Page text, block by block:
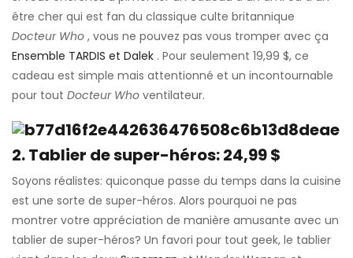
être cher qui est fan du classique culte britannique
Docteur Who , vous ne pouvez pas vous tromper avec ça
Ensemble TARDIS et Dalek . Pour seulement 19,99 $, ce
cadeau est simple mais attentionné et un incontournable
pour tout Docteur Who ventilateur.
2. Tablier de super-héros: 24,99 $
Soyons réalistes: quiconque passe du temps dans la cuisine
est une sorte de super-héros. Alors pourquoi ne pas
montrer votre appréciation de manière amusante avec un
tablier de super-héros? Un favori pour tout geek, le tablier